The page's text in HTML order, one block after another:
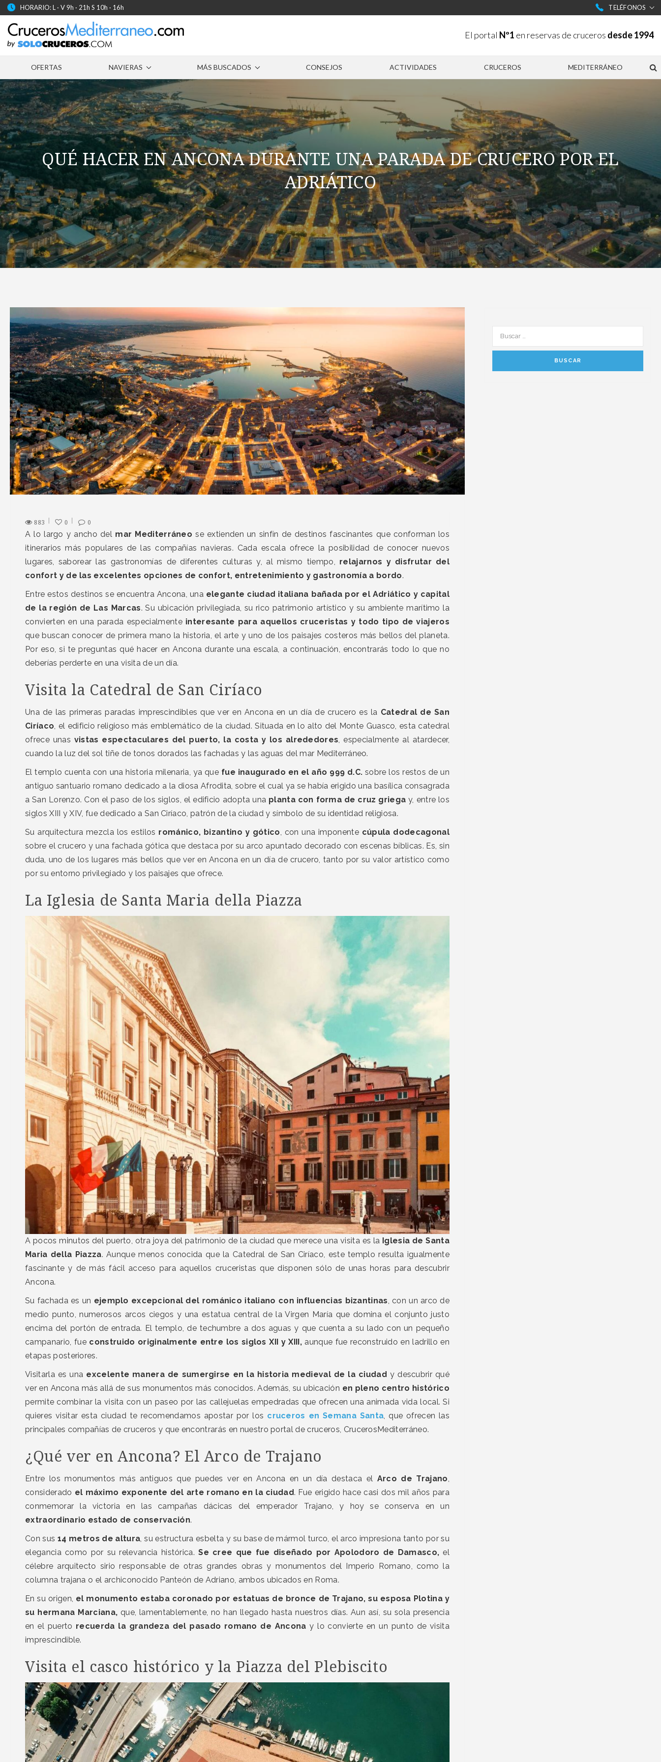
HORARIO: L · V 9h · 21h S 10h · 16h TELÉFONOS
El portal Nº1 en reservas de cruceros desde 1994
OFERTAS NAVIERAS MÁS BUSCADOS CONSEJOS ACTIVIDADES CRUCEROS MEDITERRÁNEO
QUÉ HACER EN ANCONA DURANTE UNA PARADA DE CRUCERO POR EL
ADRIÁTICO
883 0 0
A lo largo y ancho del mar Mediterráneo se extienden un sinfín de destinos fascinantes que conforman los
itinerarios más populares de las compañías navieras. Cada escala ofrece la posibilidad de conocer nuevos
lugares, saborear las gastronomías de diferentes culturas y, al mismo tiempo, relajarnos y disfrutar del
confort y de las excelentes opciones de confort, entretenimiento y gastronomía a bordo.
Entre estos destinos se encuentra Ancona, una elegante ciudad italiana bañada por el Adriático y capital
de la región de Las Marcas. Su ubicación privilegiada, su rico patrimonio artístico y su ambiente marítimo la
convierten en una parada especialmente interesante para aquellos cruceristas y todo tipo de viajeros
que buscan conocer de primera mano la historia, el arte y uno de los paisajes costeros más bellos del planeta.
Por eso, si te preguntas qué hacer en Ancona durante una escala, a continuación, encontrarás todo lo que no
deberías perderte en una visita de un día.
Visita la Catedral de San Ciríaco
Una de las primeras paradas imprescindibles que ver en Ancona en un día de crucero es la Catedral de San
Ciríaco , el edificio religioso más emblemático de la ciudad. Situada en lo alto del Monte Guasco, esta catedral
ofrece unas vistas espectaculares del puerto, la costa y los alrededores , especialmente al atardecer,
cuando la luz del sol tiñe de tonos dorados las fachadas y las aguas del mar Mediterráneo.
El templo cuenta con una historia milenaria, ya que fue inaugurado en el año 999 d.C.sobre los restos de un
antiguo santuario romano dedicado a la diosa Afrodita, sobre el cual ya se había erigido una basílica consagrada
a San Lorenzo. Con el paso de los siglos, el edificio adopta una planta con forma de cruz griega y, entre los
siglos XIII y XIV, fue dedicado a San Ciríaco, patrón de la ciudad y símbolo de su identidad religiosa.
Su arquitectura mezcla los estilos románico, bizantino y gótico , con una imponente cúpula dodecagonal
sobre el crucero y una fachada gótica que destaca por su arco apuntado decorado con escenas bíblicas. Es, sin
duda, uno de los lugares más bellos que ver en Ancona en un día de crucero, tanto por su valor artístico como
por su entorno privilegiado y los paisajes que ofrece.
La Iglesia de Santa Maria della Piazza
A pocos minutos del puerto, otra joya del patrimonio de la ciudad que merece una visita es la Iglesia de Santa
Maria della Piazza. Aunque menos conocida que la Catedral de San Ciríaco, este templo resulta igualmente
fascinante y de más fácil acceso para aquellos cruceristas que disponen sólo de unas horas para descubrir
Ancona.
Su fachada es un ejemplo excepcional del románico italiano con influencias bizantinas, con un arco de
medio punto, numerosos arcos ciegos y una estatua central de la Virgen María que domina el conjunto justo
encima del portón de entrada. El templo, de techumbre a dos aguas y que cuenta a su lado con un pequeño
campanario, fueconstruido originalmente entre los siglos XII y XIII,aunque fue reconstruido en ladrillo en
etapas posteriores.
Visitarla es una excelente manera de sumergirse en la historia medieval de la ciudad y descubrir qué
ver en Ancona más allá de sus monumentos más conocidos. Además, su ubicación en pleno centro histórico
permite combinar la visita con un paseo por las callejuelas empedradas que ofrecen una animada vida local. Si
quieres visitar esta ciudad te recomendamos apostar por los cruceros en Semana Santa, que ofrecen las
principales compañías de cruceros y que encontrarás en nuestro portal de cruceros, CrucerosMediterráneo.
¿Qué ver en Ancona? El Arco de Trajano
Entre los monumentos más antiguos que puedes ver en Ancona en un día destaca el Arco de Trajano,
considerado el máximo exponente del arte romano en la ciudad. Fue erigido hace casi dos mil años para
conmemorar la victoria en las campañas dácicas del emperador Trajano, y hoy se conserva en un
extraordinario estado de conservación.
Con sus 14 metros de altura, su estructura esbelta y su base de mármol turco, el arco impresiona tanto por su
elegancia como por su relevancia histórica. Se cree que fue diseñado por Apolodoro de Damasco, el
célebre arquitecto sirio responsable de otras grandes obras y monumentos del Imperio Romano, como la
columna trajana o el archiconocido Panteón de Adriano, ambos ubicados en Roma.
En su origen, el monumento estaba coronado por estatuas de bronce de Trajano, su esposa Plotina y
su hermana Marciana, que, lamentablemente, no han llegado hasta nuestros días. Aun así, su sola presencia
en el puerto recuerda la grandeza del pasado romano de Ancona y lo convierte en un punto de visita
imprescindible.
Visita el casco histórico y la Piazza del Plebiscito